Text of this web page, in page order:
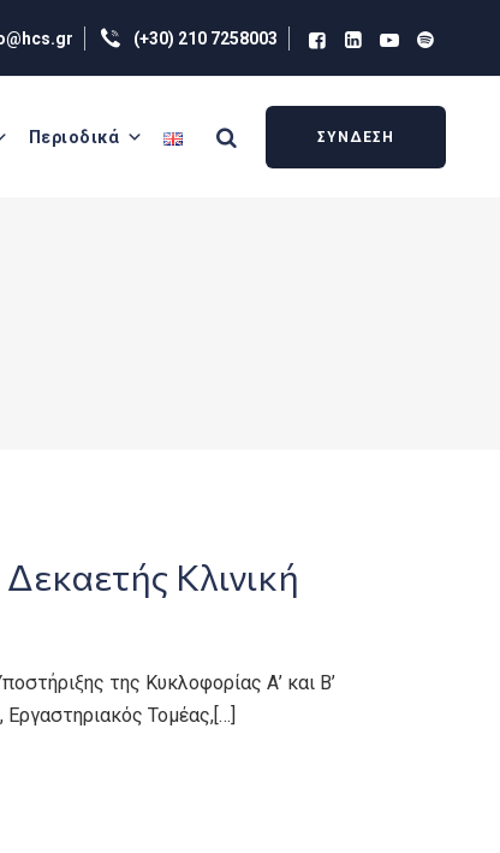
(+30) 210 7258003
Περιοδικά ΣΥΝΔΕΣΗ
Κλινική
της Κυκλοφορίας Α’ και Β’
Εργαστηριακός Τομέας,[…]